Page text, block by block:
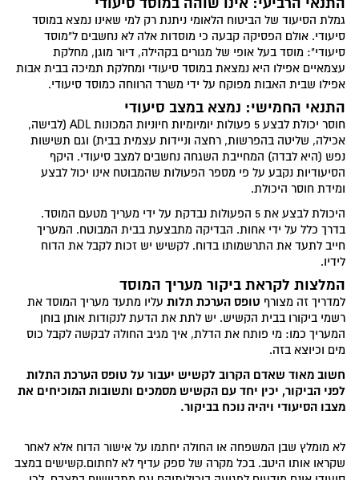
גמלת הסיעוד של הביטוח הלאומי ניתנת רק למי שאינו נמצא במוסד
סיעודי. אולם הפסיקה קבעה כי מוסדות אלה לא נחשבים ל"מוסד
סיעודי": מוסד בעל אופי של מגורים בקהילה, דיור מוגן, מחלקת
עצמאיים אפילו היא נמצאת במוסד סיעודי ומחלקת תמיכה בבית אבות
אפילו שבית האבות מפוקח על ידי משרד הרווחה כמוסד סיעודי.
התנאי החמישי: נמצא במצב סיעודי
חוסר יכולת לבצע 5 פעולות יומיומיות חיוניות המכונות ADL (לבישה,
אכילה, שליטה בהפרשות, רחצה וניידות עצמית בבית) וגם תשישות
נפש (היא לבדה) המחייבת השגחה נחשבים למצב סיעודי. היקף
הסיעודיות נקבע על פי מספר הפעולות שהמבוטח אינו יכול לבצע
ומידת חוסר היכולת.
היכולת לבצע את 5 הפעולות נבדקת על ידי מעריך מטעם המוסד.
בדרך כלל על ידי אחות. הבדיקה מתבצעת בבית המבוטח. המעריך
חייב לתעד את התרשמותו בדוח. לקשיש יש זכות לקבל את הדוח
לידיו.
המלצות לקראת ביקור מעריך המוסד
למדריך זה מצורף טופס הערכת תלות עליו מתעד מעריך המוסד את
רשמי ביקורו בבית הקשיש. יש לתת את הדעת לנקודות אותן בוחן
המעריך כמו: מי פותח את הדלת, איך מגיב החולה לבקשה לקבל כוס
מים וכיוצא בזה.
חשוב מאוד שאדם הקרוב לקשיש יעבור על טופס הערכת התלות
לפני הביקור, יכין יחד עם הקשיש מסמכים ותשובות המוכיחים את
מצבו הסיעודי ויהיה נוכח בביקור.
לא מומלץ שבן המשפחה או החולה יחתמו על אישור הדוח אלא לאחר
שקראו אותו היטב. בכל מקרה של ספק עדיף לא לחתום.קשישים במצב